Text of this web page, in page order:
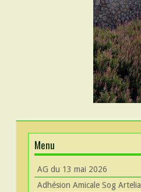
Menu
AG du 13 mai 2026
Adhésion Amicale Sog Artelia